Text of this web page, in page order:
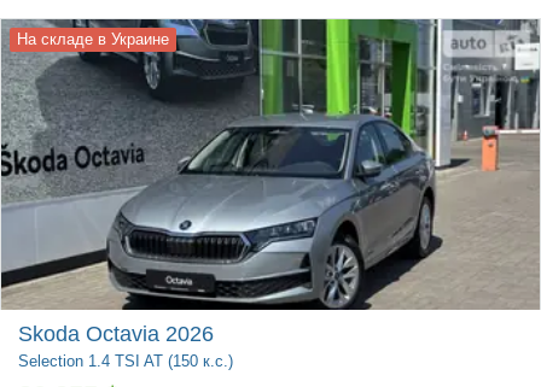
На складе в Украине
Skoda Octavia 2026
Selection 1.4 TSI AT (150 к.с.)